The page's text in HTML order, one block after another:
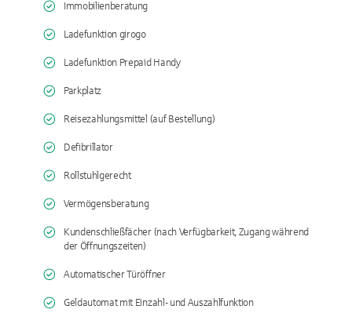
Immobilienberatung
Ladefunktion girogo
Ladefunktion Prepaid Handy
Parkplatz
Reisezahlungsmittel (auf Bestellung)
Defibrillator
Rollstuhlgerecht
Vermögensberatung
Kundenschließfächer (nach Verfügbarkeit, Zugang während
der Öffnungszeiten)
Automatischer Türöffner
Geldautomat mit Einzahl- und Auszahlfunktion